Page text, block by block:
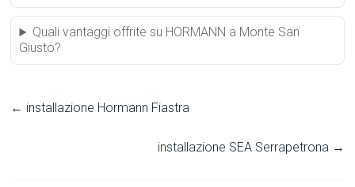
Quali vantaggi offrite su HORMANN a Monte San
Giusto?
← installazione Hormann Fiastra
installazione SEA Serrapetrona →